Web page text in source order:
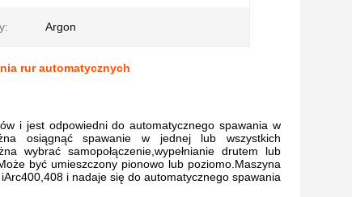
Argon
rur automatycznych
i jest odpowiedni do automatycznego spawania w
osiągnąć spawanie w jednej lub wszystkich
wybrać samopołączenie,wypełnianie drutem lub
być umieszczony pionowo lub poziomo.Maszyna
i nadaje się do automatycznego spawania